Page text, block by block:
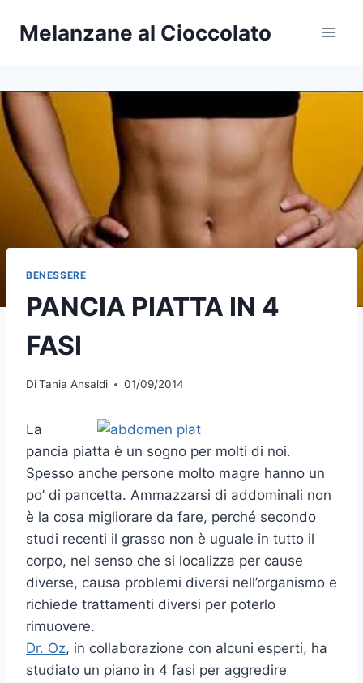
Melanzane al Cioccolato
BENESSERE
PANCIA PIATTA IN 4
FASI
DiTania Ansaldi 01/09/2014
La
pancia piatta è un sogno per molti di noi.
Spesso anche persone molto magre hanno un
po’ di pancetta. Ammazzarsi di addominali non
è la cosa migliorare da fare, perché secondo
studi recenti il grasso non è uguale in tutto il
corpo, nel senso che si localizza per cause
diverse, causa problemi diversi nell’organismo e
richiede trattamenti diversi per poterlo
rimuovere.
Dr. Oz, in collaborazione con alcuni esperti, ha
studiato un piano in 4 fasi per aggredire